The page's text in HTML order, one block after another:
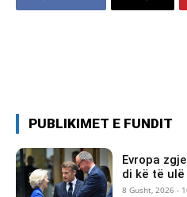
PUBLIKIMET E FUNDIT
Evropa
di kë të
8 Gusht, 2026 -